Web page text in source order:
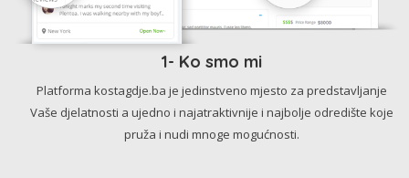
1- Ko smo mi
Platforma kostagdje.ba je jedinstveno mjesto za predstavljanje
Vaše djelatnosti a ujedno i najatraktivnije i najbolje odredište koje
pruža i nudi mnoge mogućnosti.